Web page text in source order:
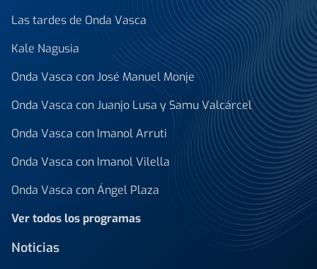
Las tardes de Onda Vasca
Kale Nagusia
Onda Vasca con José Manuel Monje
Onda Vasca con Juanjo Lusa y Samu Valcárcel
Onda Vasca con Imanol Arruti
Onda Vasca con Imanol Vilella
Onda Vasca con Ángel Plaza
Ver todos los programas
Noticias